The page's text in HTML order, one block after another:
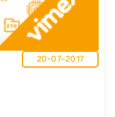
20-07-2017